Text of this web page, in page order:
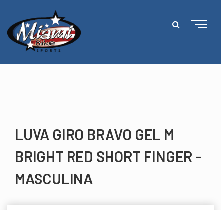
LUVA GIRO BRAVO GEL M
BRIGHT RED SHORT FINGER -
MASCULINA